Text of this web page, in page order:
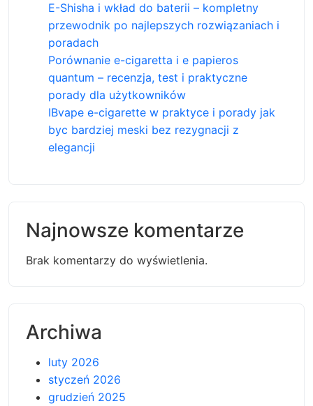
E-Shisha i wkład do baterii – kompletny
przewodnik po najlepszych rozwiązaniach i
poradach
Porównanie e-cigaretta i e papieros
quantum – recenzja, test i praktyczne
porady dla użytkowników
IBvape e-cigarette w praktyce i porady jak
byc bardziej meski bez rezygnacji z
elegancji
Najnowsze komentarze
Brak komentarzy do wyświetlenia.
Archiwa
luty 2026
styczeń 2026
grudzień 2025